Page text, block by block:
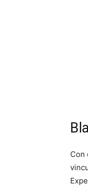
Con